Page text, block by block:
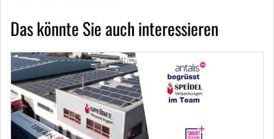
Das könnte Sie auch interessieren